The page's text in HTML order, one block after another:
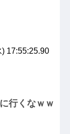
17:55:25.90
行くなｗｗ